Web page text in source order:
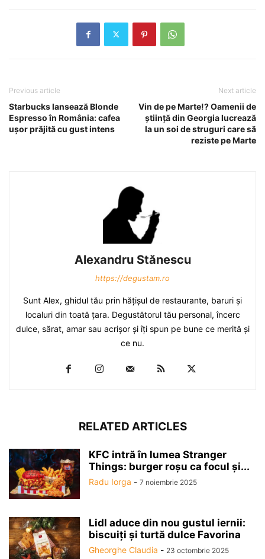
Previous article
Starbucks lansează Blonde
Espresso în România: cafea
uşor prăjită cu gust intens
Next article
Vin de pe Marte!? Oamenii de
ştiinţă din Georgia lucrează
la un soi de struguri care să
reziste pe Marte
Alexandru Stănescu
https://degustam.ro
Sunt Alex, ghidul tău prin hăţişul de restaurante, baruri şi
localuri din toată ţara. Degustătorul tău personal, încerc
dulce, sărat, amar sau acrişor şi îţi spun pe bune ce merită şi
ce nu.
RELATED ARTICLES
KFC intră în lumea Stranger
Things: burger roșu ca focul și...
Radu Iorga - 7 noiembrie 2025
Lidl aduce din nou gustul iernii:
biscuiți și turtă dulce Favorina
Gheorghe Claudia - 23 octombrie 2025